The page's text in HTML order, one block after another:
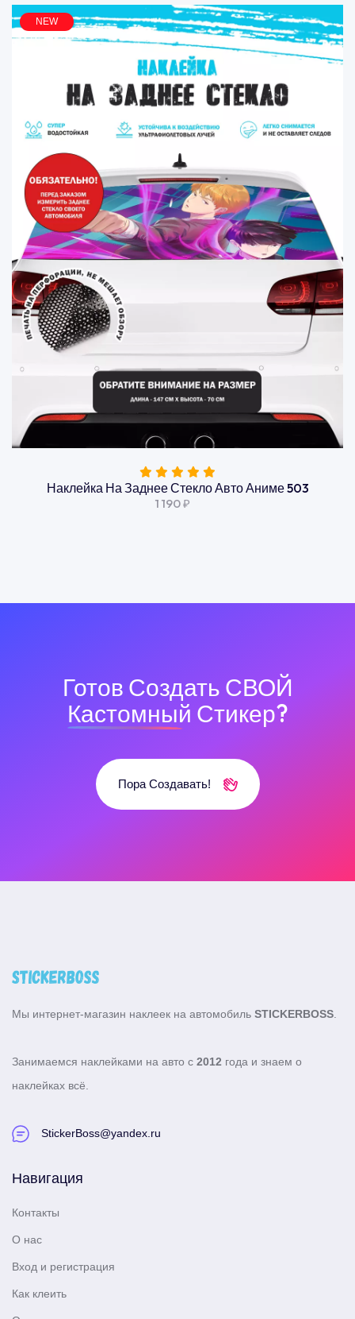
NEW
Наклейка На Заднее Стекло Авто Аниме 503
1 190 ₽
Готов Создать СВОЙ
Кастомный Стикер?
Пора Создавать!
Мы интернет-магазин наклеек на автомобиль STICKERBOSS
Занимаемся наклейками на авто с 2012 года и знаем о
наклейках всё.
StickerBoss@yandex.ru
Навигация
Контакты
О нас
Вход и регистрация
Как клеить